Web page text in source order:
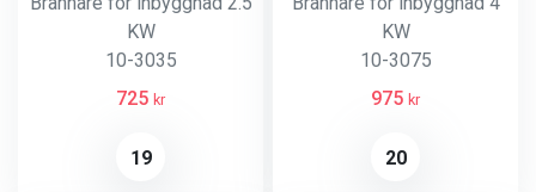
KW
10-3035
725 kr
19
KW
10-3075
975 kr
20